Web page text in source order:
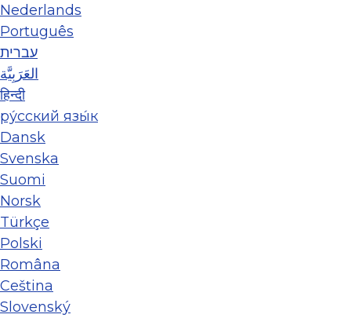
Nederlands
Português
עברית
العَرَبِيَّة
हिन्दी
ру́сский язы́к
Dansk
Svenska
Suomi
Norsk
Türkçe
Polski
Româna
Ceština
Slovenský